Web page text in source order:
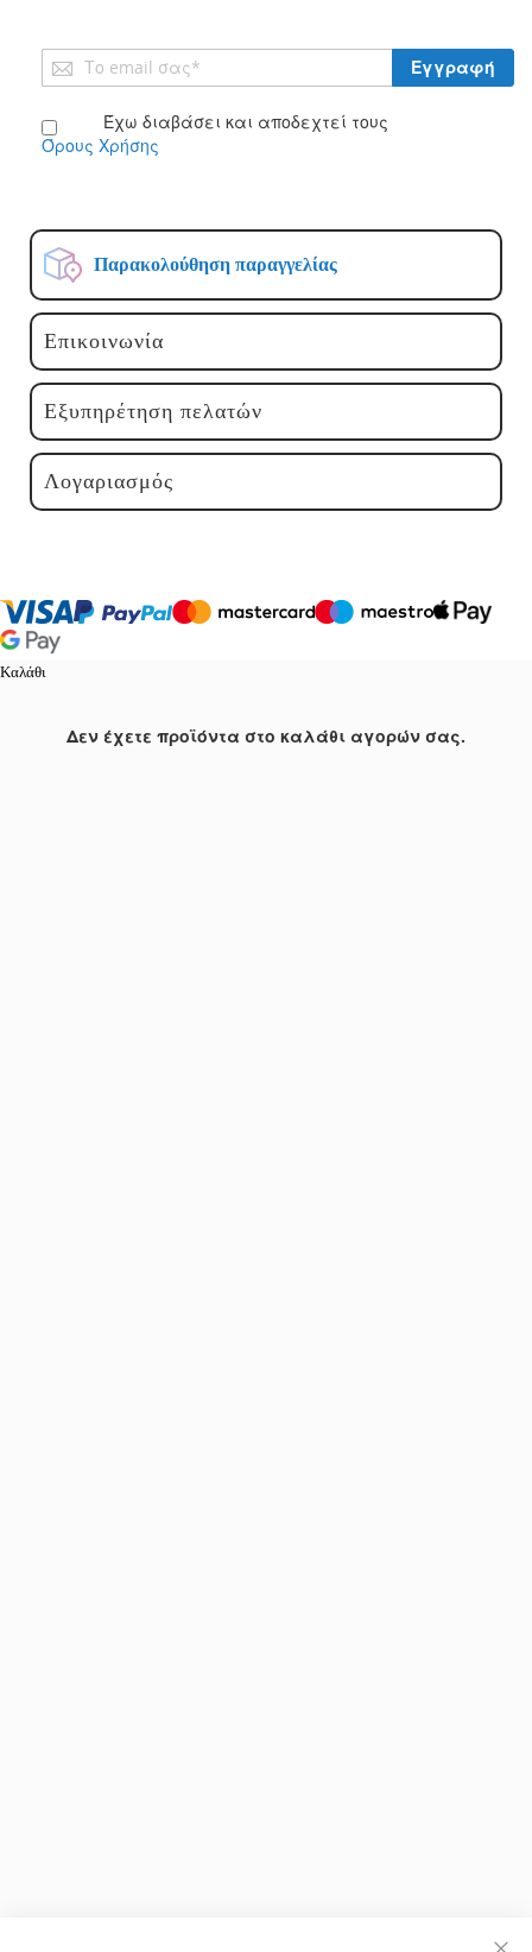
Παρακολούθηση παραγγελίας
Επικοινωνία
Εξυπηρέτηση πελατών
Λογαριασμός
Εγγραφή
στο
Δελτίο: Έχω διαβάσει και αποδεχτεί τους
Όρους Χρήσης
Εγγραφή
Καλάθι
Δεν έχετε προϊόντα στο καλάθι αγορών σας.